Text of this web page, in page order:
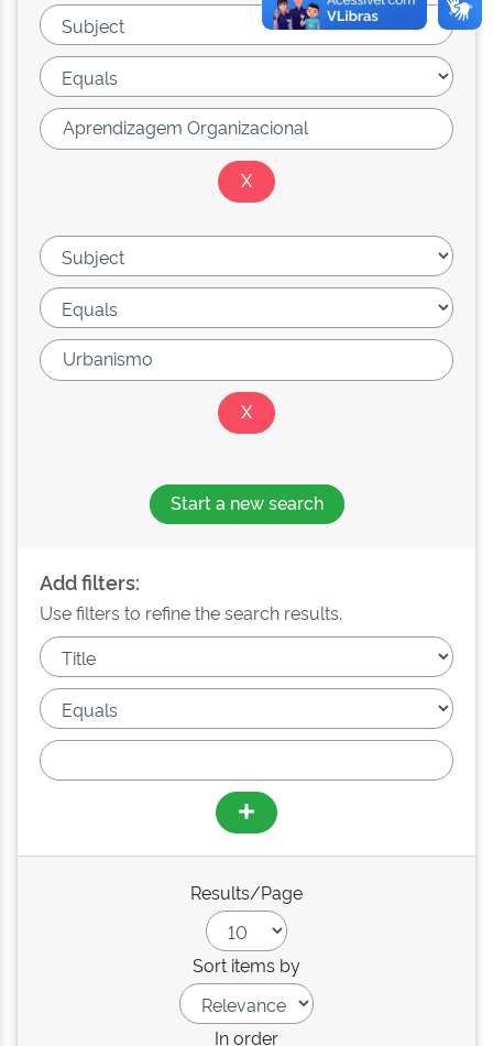
Start a new search
Add filters:
Use filters to refine the search results.
Results/Page
Sort items by
In order